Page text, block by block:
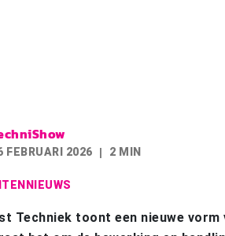
FEBRUARI 2026 2 MIN
Techniek toont een nieuwe